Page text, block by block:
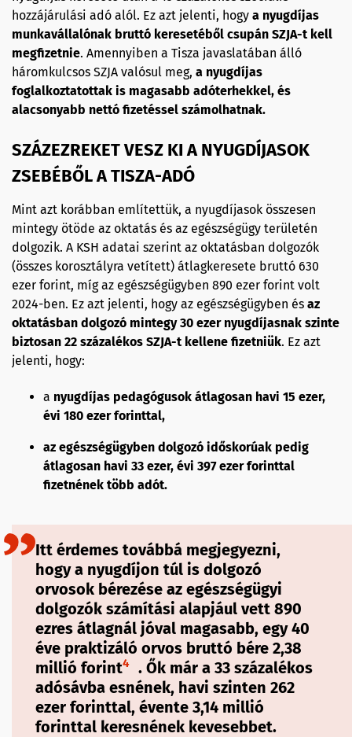
hozzájárulási adó alól. Ez azt jelenti, hogy a nyugdíjas
munkavállalónak bruttó keresetéből csupán SZJA-t kell
megfizetnie. Amennyiben a Tisza javaslatában álló
háromkulcsos SZJA valósul meg, a nyugdíjas
foglalkoztatottak is magasabb adóterhekkel, és
alacsonyabb nettó fizetéssel számolhatnak.
SZÁZEZREKET VESZ KI A NYUGDÍJASOK
ZSEBÉBŐL A TISZA-ADÓ
Mint azt korábban említettük, a nyugdíjasok összesen
mintegy ötöde az oktatás és az egészségügy területén
dolgozik. A KSH adatai szerint az oktatásban dolgozók
(összes korosztályra vetített) átlagkeresete bruttó 630
ezer forint, míg az egészségügyben 890 ezer forint volt
2024-ben. Ez azt jelenti, hogy az egészségügyben és az
oktatásban dolgozó mintegy 30 ezer nyugdíjasnak szinte
biztosan 22 százalékos SZJA-t kellene fizetniük. Ez azt
jelenti, hogy:
a nyugdíjas pedagógusok átlagosan havi 15 ezer,
évi 180 ezer forinttal,
az egészségügyben dolgozó időskorúak pedig
átlagosan havi 33 ezer, évi 397 ezer forinttal
fizetnének több adót.
Itt érdemes továbbá megjegyezni,
hogy a nyugdíjon túl is dolgozó
orvosok bérezése az egészségügyi
dolgozók számítási alapjául vett 890
ezres átlagnál jóval magasabb, egy 40
éve praktizáló orvos bruttó bére 2,38
millió forint4
. Ők már a 33 százalékos
adósávba esnének, havi szinten 262
ezer forinttal, évente 3,14 millió
forinttal keresnének kevesebbet.